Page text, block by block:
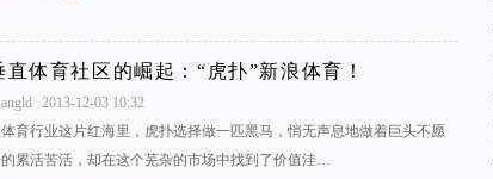
直体育社区的崛起：“虎扑”新浪体育！
2013-12-03 10:32
育行业这片红海里，虎扑选择做一匹黑马，悄无声息地做着巨头不愿
累活苦活，却在这个芜杂的市场中找到了价值洼…